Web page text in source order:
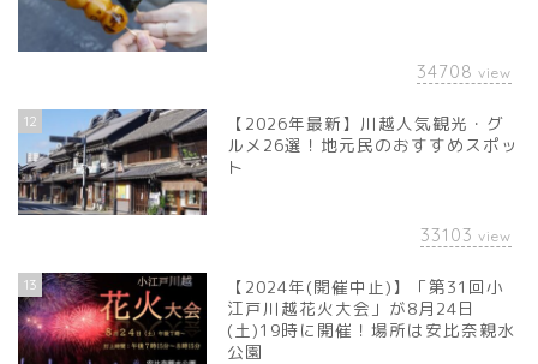
34708 view
12
【2026年最新】川越人気観光・グ
ルメ26選！地元民のおすすめスポッ
ト
33103 view
13
【2024年(開催中止)】「第31回小
江戸川越花火大会」が8月24日
(土)19時に開催！場所は安比奈親水
公園